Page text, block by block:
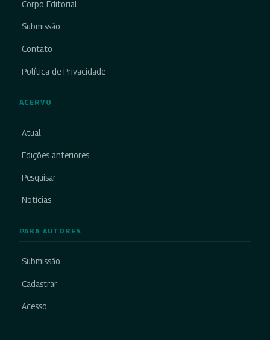
Corpo Editorial
Submissão
Contato
Política de Privacidade
ACERVO
Atual
Edições anteriores
Pesquisar
Notícias
PARA AUTORES
Submissão
Cadastrar
Acesso